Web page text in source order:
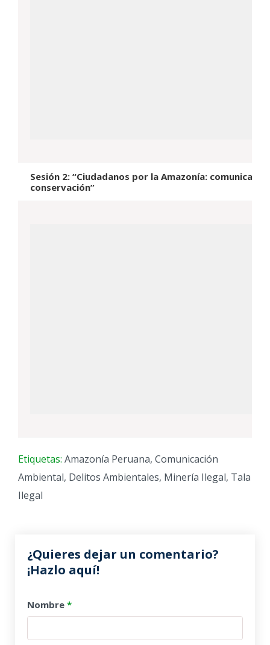
Sesión 2: “Ciudadanos por la Amazonía:
conservación”
Etiquetas: Amazonía Peruana, Comunicación
Ambiental, Delitos Ambientales, Minería Ilegal, Tala
Ilegal
¿Quieres dejar un comentario?
¡Hazlo aquí!
Nombre *